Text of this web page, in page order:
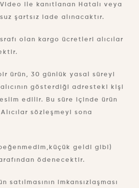
ile kanıtlanan Hatalı veya
şartsız iade alınacaktır.
olan kargo ücretleri alıcılar
ürün, 30 günlük yasal süreyi
gösterdiği adresteki kişi
edilir. Bu süre içinde ürün
sözleşmeyi sona
geldi gibi)
ödenecektir.
satılmasının imkansızlaşması